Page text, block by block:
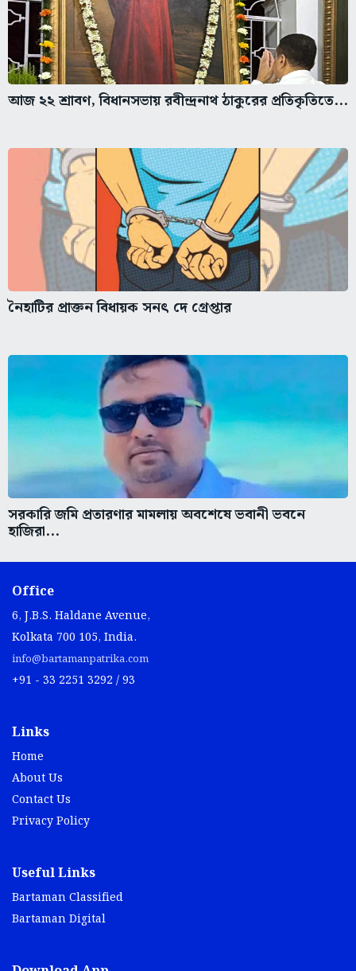
আজ ২২ শ্রাবণ, বিধানসভায় রবীন্দ্রনাথ ঠাকুরের প্রতিকৃতিতে...
নৈহাটির প্রাক্তন বিধায়ক সনৎ দে গ্রেপ্তার
সরকারি জমি প্রতারণার মামলায় অবশেষে ভবানী ভবনে
হাজিরা...
Office
6, J.B.S. Haldane Avenue,
Kolkata 700 105, India.
info@bartamanpatrika.com
+91 - 33 2251 3292 / 93
Links
Home
About Us
Contact Us
Privacy Policy
Useful Links
Bartaman Classified
Bartaman Digital